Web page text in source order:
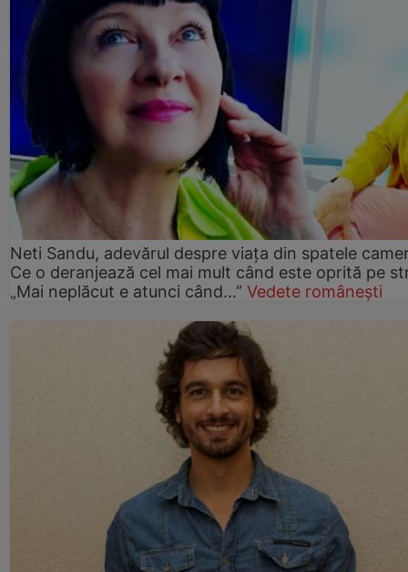
Neti Sandu, adevărul despre viața din spatele
Ce o deranjează cel mai mult când este oprită pe
„Mai neplăcut e atunci când...” Vedete românești